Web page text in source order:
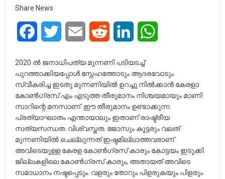
Share News
FacebookTwitter Email Reddit LinkedIn
2020 ൽ ജനാധിപത്യ മുന്നണി പടിയടച്ച്
പുറത്താക്കിയപ്പോൾ സ്നേഹത്തോടും ആദരവോടും
സ്വീകരിച്ച ഇടതു മുന്നണിയിൽ ഉറച്ചു നിൽക്കാൻ കേരളാ
കോൺഗ്രസ് എം എടുത്ത തീരുമാനം നിശ്ചയമായും മാണി
സാറിന്റെ മനസാണ്. ഈ തീരുമാനം ഉണ്ടാക്കുന്ന
പ്രത്യാഘാതം എന്തായാലും ഇതാണ് രാഷ്ട്രീയ
സത്യസന്ധത. വിശ്വസ്തത. ജോസും കൂട്ടരും വലത്
മുന്നണിയിൽ ചെല്ലുന്നത് ഇഷ്ടമില്ലാത്തവരാണ്
അവിടെയുള്ള കേരള കോൺഗ്രസ് കാരും കോട്ടയം ഇടുക്കി
ജില്ലകളിലെ കോൺഗ്രസ് കാരും, അതായത് അവിടെ
സമാധാനം നഷ്ടപ്പെടും. വളരും തോറും പിളരുകയും പിളരും